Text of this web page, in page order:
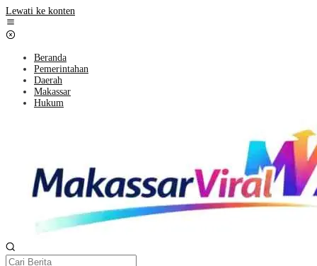
Lewati ke konten
Beranda
Pemerintahan
Daerah
Makassar
Hukum